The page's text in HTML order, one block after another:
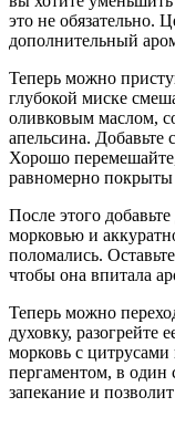
это не обязательно.
дополнительный
Теперь можно
глубокой миске
оливковым маслом,
апельсина.
Хорошо
равномерно
После этого
морковью и
поломались.
чтобы она впитала
Теперь можно
духовку, разогрейте
морковь с цитрусами
пергаментом, в один
запекание и